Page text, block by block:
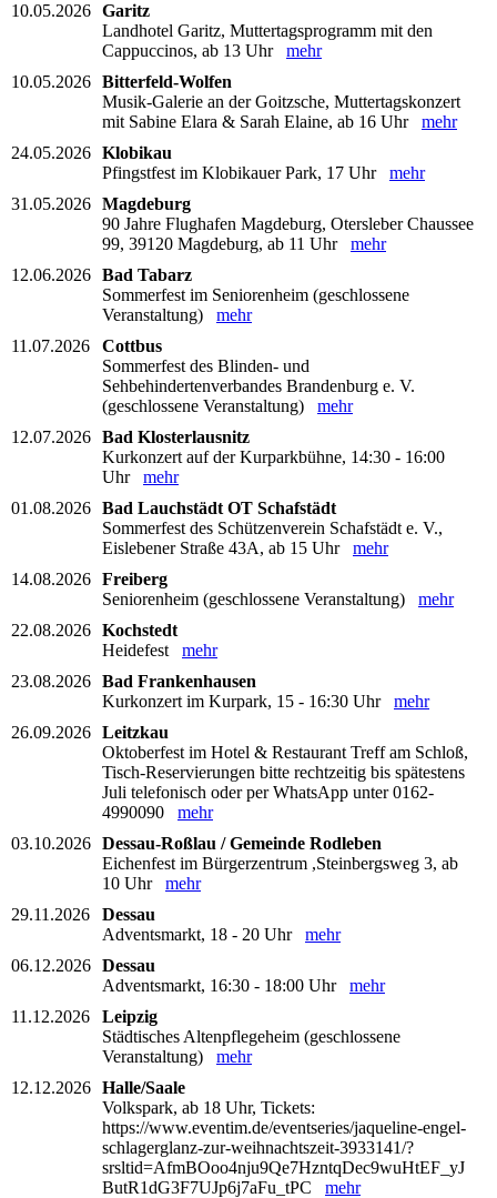
10.05.2026 Garitz
Landhotel Garitz, Muttertagsprogramm mit den
Cappuccinos, ab 13 Uhr mehr
10.05.2026 Bitterfeld-Wolfen
Musik-Galerie an der Goitzsche, Muttertagskonzert
mit Sabine Elara & Sarah Elaine, ab 16 Uhr mehr
24.05.2026 Klobikau
Pfingstfest im Klobikauer Park, 17 Uhr mehr
31.05.2026 Magdeburg
90 Jahre Flughafen Magdeburg, Otersleber Chaussee
99, 39120 Magdeburg, ab 11 Uhr mehr
12.06.2026 Bad Tabarz
Sommerfest im Seniorenheim (geschlossene
Veranstaltung) mehr
11.07.2026
Cottbus
Sommerfest des Blinden- und
Sehbehindertenverbandes Brandenburg e. V.
(geschlossene Veranstaltung) mehr
12.07.2026 Bad Klosterlausnitz
Kurkonzert auf der Kurparkbühne, 14:30 - 16:00
Uhr mehr
01.08.2026 Bad Lauchstädt OT Schafstädt
Sommerfest des Schützenverein Schafstädt e. V.,
Eislebener Straße 43A, ab 15 Uhr mehr
14.08.2026 Freiberg
Seniorenheim (geschlossene Veranstaltung) mehr
22.08.2026 Kochstedt
Heidefest mehr
23.08.2026 Bad Frankenhausen
Kurkonzert im Kurpark, 15 - 16:30 Uhr mehr
26.09.2026 Leitzkau
Oktoberfest im Hotel & Restaurant Treff am Schloß,
Tisch-Reservierungen bitte rechtzeitig bis spätestens
Juli telefonisch oder per WhatsApp unter 0162-
4990090 mehr
03.10.2026 Dessau-Roßlau / Gemeinde Rodleben
Eichenfest im Bürgerzentrum ,Steinbergsweg 3, ab
10 Uhr mehr
29.11.2026
Dessau
Adventsmarkt, 18 - 20 Uhr mehr
06.12.2026 Dessau
Adventsmarkt, 16:30 - 18:00 Uhr mehr
11.12.2026
Leipzig
Städtisches Altenpflegeheim (geschlossene
Veranstaltung) mehr
12.12.2026 Halle/Saale
Volkspark, ab 18 Uhr, Tickets:
https://www.eventim.de/eventseries/jaqueline-engel-
schlagerglanz-zur-weihnachtszeit-3933141/?
srsltid=AfmBOoo4nju9Qe7HzntqDec9wuHtEF_yJ
ButR1dG3F7UJp6j7aFu_tPC mehr